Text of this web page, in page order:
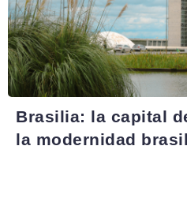
Brasilia: la capital
la modernidad